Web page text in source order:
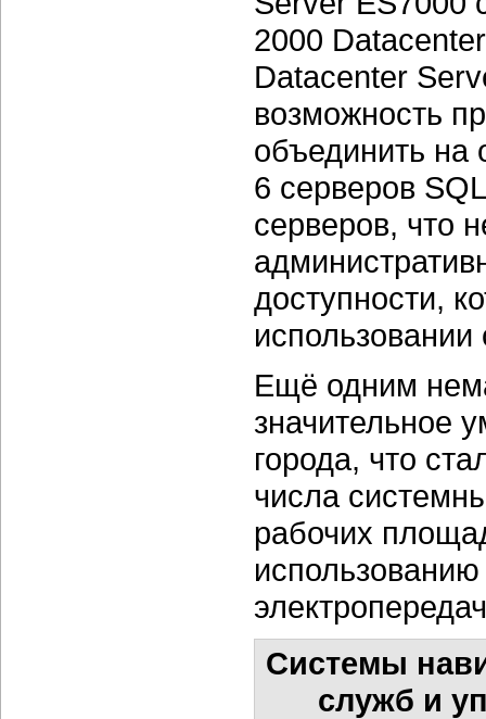
2000
Datacenter
возможность
объединить
6 серверов
серверов, что
доступности,
Ещё одним
значительное
города, что
числа
рабочих
Системы
служб и